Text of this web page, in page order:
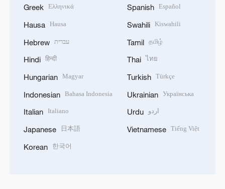
Greek Ελληνικά
Hausa Hausa
Hebrew עברית
Hindi हिन्दी
Hungarian Magyar
Indonesian Bahasa Indonesia
Italian Italiano
Japanese 日本語
Korean 한국어
Spanish Español
Swahili Kiswahili
Tamil தமிழ்
Thai ไทย
Turkish Türkçe
Ukrainian Українська
Urdu اردو
Vietnamese Tiếng Việt